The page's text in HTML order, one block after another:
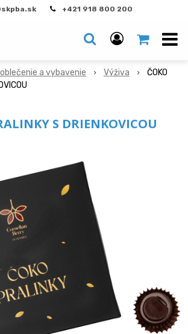
+421 918 800 200
a vybavenie Výživa
ČOKO
S DRIENKOVICOU